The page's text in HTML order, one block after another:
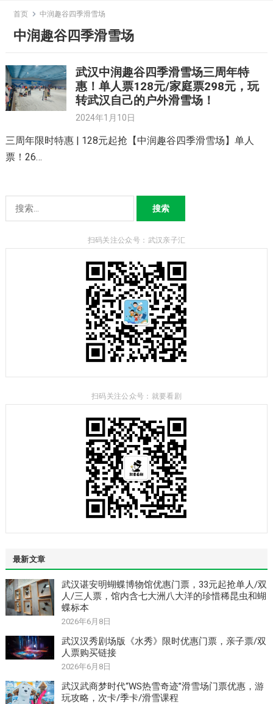
content
首页 中润趣谷四季滑雪场
中润趣谷四季滑雪场
武汉中润趣谷四季滑雪场三周年特
惠！单人票128元/家庭票298元，玩
转武汉自己的户外滑雪场！
2024年1月10日
三周年限时特惠 | 128元起抢【中润趣谷四季滑雪场】单人
票！26…
索：
扫码关注公众号：武汉亲子汇
扫码关注公众号：就要看剧
最新文章
武汉谌安明蝴蝶博物馆优惠门票，33元起抢单人/双
人/三人票，馆内含七大洲八大洋的珍惜稀昆虫和蝴
蝶标本
2026年6月8日
武汉汉秀剧场版《水秀》限时优惠门票，亲子票/双
人票购买链接
2026年6月8日
武汉武商梦时代“WS热雪奇迹”滑雪场门票优惠，游
玩攻略，次卡/季卡/滑雪课程